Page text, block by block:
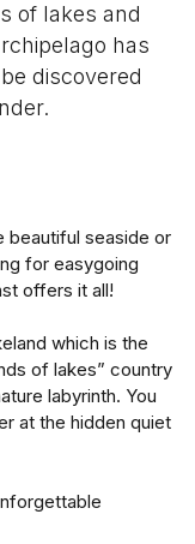
of lakes and
has
discovered
beautiful seaside or
for easygoing
offers it all!
which is the
of lakes” country
labyrinth. You
at the hidden quiet